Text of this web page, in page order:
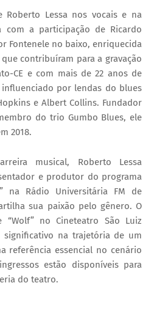
Roberto Lessa nos vocais e na
com a participação de Ricardo
Fontenele no baixo, enriquecida
contribuíram para a gravação
CE e com mais de 22 anos de
influenciado por lendas do blues
e Albert Collins. Fundador
do trio Gumbo Blues, ele
2018.
musical, Roberto Lessa
e produtor do programa
na Rádio Universitária FM de
sua paixão pelo gênero. O
no Cineteatro São Luiz
significativo na trajetória de um
referência essencial no cenário
estão disponíveis para
do teatro.